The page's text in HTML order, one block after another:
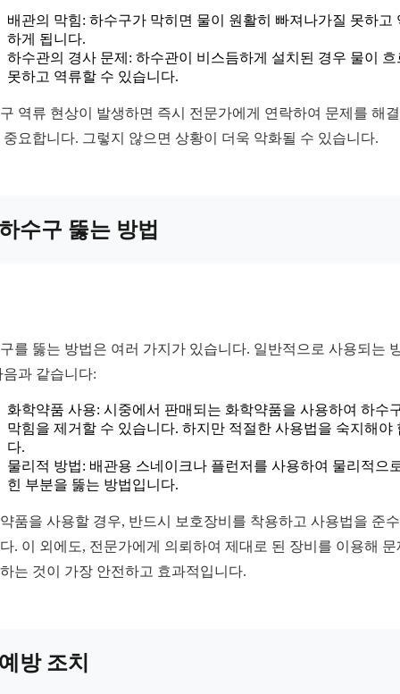
배관의 막힘: 하수구가 막히면 물이 원활히 빠져나가질 못하고
하게 됩니다.
하수관의 경사 문제: 하수관이 비스듬하게 설치된 경우 물이 흐
못하고 역류할 수 있습니다.
역류 현상이 발생하면 즉시 전문가에게 연락하여 문제를 해
중요합니다. 그렇지 않으면 상황이 더욱 악화될 수 있습니다.
수구 뚫는 방법
를 뚫는 방법은 여러 가지가 있습니다. 일반적으로 사용되는
음과 같습니다:
화학약품 사용: 시중에서 판매되는 화학약품을 사용하여 하수
막힘을 제거할 수 있습니다. 하지만 적절한 사용법을 숙지해야
다.
물리적 방법: 배관용 스네이크나 플런저를 사용하여 물리적으
힌 부분을 뚫는 방법입니다.
품을 사용할 경우, 반드시 보호장비를 착용하고 사용법을 준
. 이 외에도, 전문가에게 의뢰하여 제대로 된 장비를 이용해 문
는 것이 가장 안전하고 효과적입니다.
방 조치